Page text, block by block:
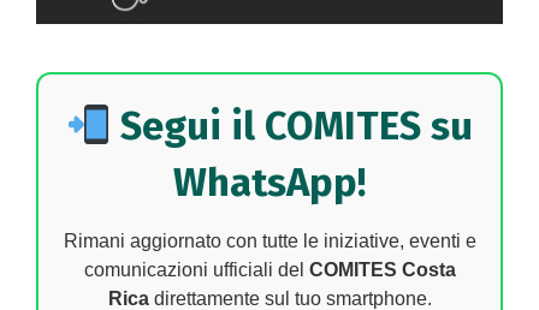
Segui il COMITES su
WhatsApp!
Rimani aggiornato con tutte le iniziative, eventi e
comunicazioni ufficiali del COMITES Costa
Ricadirettamente sul tuo smartphone.